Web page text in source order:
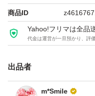
日本製品と比べて縫製や
少し雑な部分がある場
下記内容にご理解、ご
完璧をお求めの方は申
ご購入をお控えください
商品ID
Yahoo!フリマは全品
代金は運営が一旦預かり、評
出品者
m*Smile